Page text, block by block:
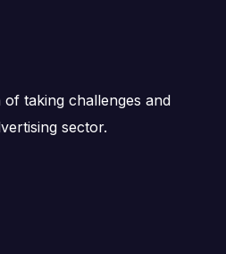
taking challenges and
sector.